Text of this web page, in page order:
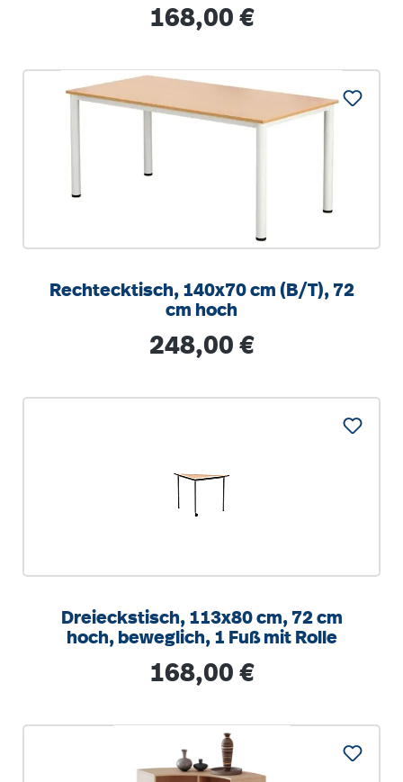
Regulärer Preis:
168,00 €
Rechtecktisch, 140x70 cm (B/T), 72
cm hoch
Regulärer Preis:
248,00 €
Dreieckstisch, 113x80 cm, 72 cm
hoch, beweglich, 1 Fuß mit Rolle
Regulärer Preis:
168,00 €